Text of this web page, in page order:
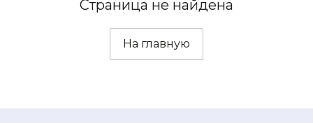
Страница не найдена
На главную